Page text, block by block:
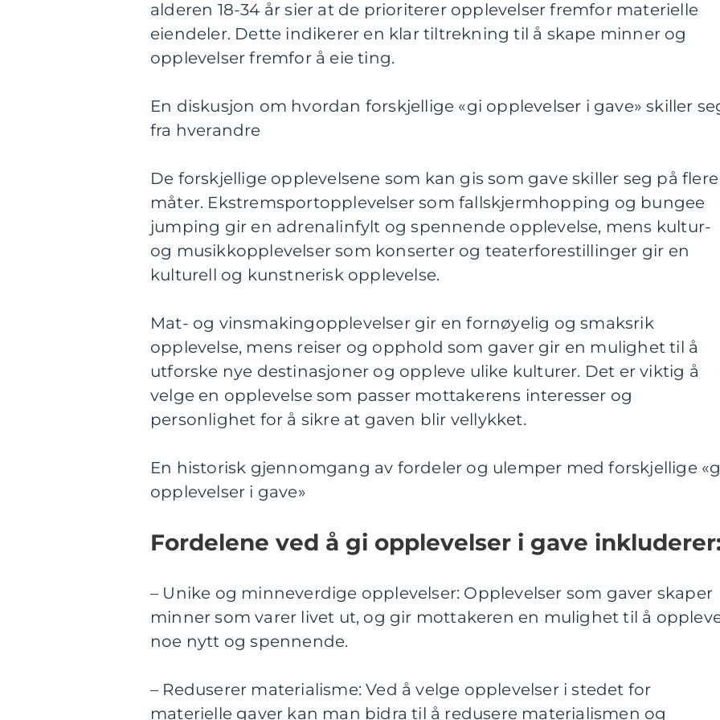
alderen 18-34 år sier at de prioriterer opplevelser fremfor materielle
eiendeler. Dette indikerer en klar tiltrekning til å skape minner og
opplevelser fremfor å eie ting.
En diskusjon om hvordan forskjellige «gi opplevelser i gave» skiller
fra hverandre
De forskjellige opplevelsene som kan gis som gave skiller seg på flere
måter. Ekstremsportopplevelser som fallskjermhopping og bungee
jumping gir en adrenalinfylt og spennende opplevelse, mens kultur-
og musikkopplevelser som konserter og teaterforestillinger gir en
kulturell og kunstnerisk opplevelse.
Mat- og vinsmakingopplevelser gir en fornøyelig og smaksrik
opplevelse, mens reiser og opphold som gaver gir en mulighet til å
utforske nye destinasjoner og oppleve ulike kulturer. Det er viktig å
velge en opplevelse som passer mottakerens interesser og
personlighet for å sikre at gaven blir vellykket.
En historisk gjennomgang av fordeler og ulemper med forskjellige
opplevelser i gave»
Fordelene ved å gi opplevelser i gave
– Unike og minneverdige opplevelser: Opplevelser som gaver skaper
minner som varer livet ut, og gir mottakeren en mulighet til å
noe nytt og spennende.
– Reduserer materialisme: Ved å velge opplevelser i stedet for
materielle gaver kan man bidra til å redusere materialismen og